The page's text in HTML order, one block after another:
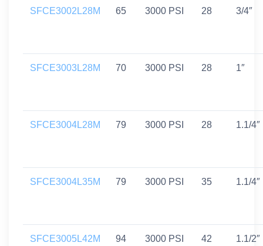
SFCE3002L28M 65 3000 PSI 28 3/4″
SFCE3003L28M 70 3000 PSI 28 1″
SFCE3004L28M 79 3000 PSI 28 1.1/4″
SFCE3004L35M 79 3000 PSI 35 1.1/4″
SFCE3005L42M 94 3000 PSI 42 1.1/2″